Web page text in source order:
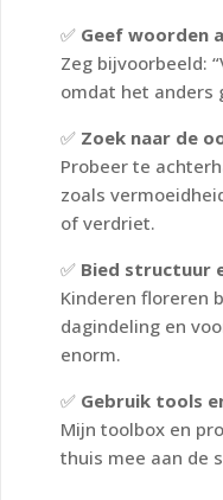
✅ Geef woorden
Zeg bijvoorbeeld:
omdat het anders
✅ Zoek naar de
Probeer te
zoals
of verdriet.
✅ Bied structuur
Kinderen floreren
dagindeling en
enorm.
✅ Gebruik tools
Mijn toolbox en
thuis mee aan de